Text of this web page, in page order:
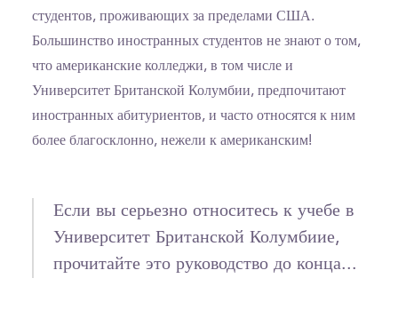
студентов, проживающих за пределами США.
Большинство иностранных студентов не знают о том,
что американские колледжи, в том числе и
Университет Британской Колумбии, предпочитают
иностранных абитуриентов, и часто относятся к ним
более благосклонно, нежели к американским!
Если вы серьезно относитесь к учебе в
Университет Британской Колумбиие,
прочитайте это руководство до конца...